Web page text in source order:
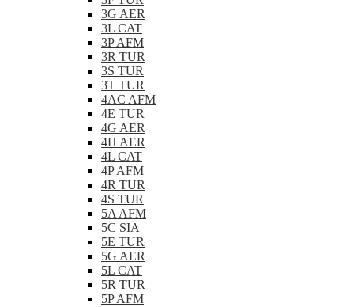
3G AER
3L CAT
3P AFM
3R TUR
3S TUR
3T TUR
4AC AFM
4E TUR
4G AER
4H AER
4L CAT
4P AFM
4R TUR
4S TUR
5A AFM
5C SIA
5E TUR
5G AER
5L CAT
5R TUR
5P AFM